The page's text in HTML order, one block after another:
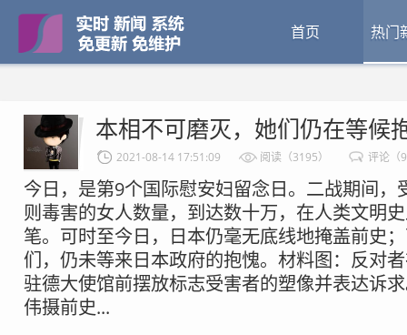
首页 热门
本相不可磨灭，她们仍在等候
2021-08-14 17:51:09 阅读（3195） 评论（
今日，是第9个国际慰安妇留念日。二战期间，
则毒害的女人数量，到达数十万，在人类文明
笔。可时至今日，日本仍毫无底线地掩盖前史
们，仍未等来日本政府的抱愧。材料图：反对
驻德大使馆前摆放标志受害者的塑像并表达诉
伟摄前史...